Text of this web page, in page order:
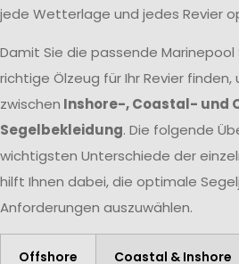
jede Wetterlage und jedes Revier
Damit Sie die passende
richtige Ölzeug für Ihr Revier
zwischen Inshore-, Coastal- und
Segelbekleidung. Die folgende
wichtigsten Unterschiede der
hilft Ihnen dabei, die optimale
Anforderungen auszuwählen.
Offshore Coastal & Inshore